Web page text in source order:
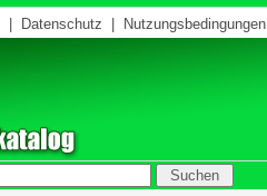
Datenschutz Nutzungsbedingungen